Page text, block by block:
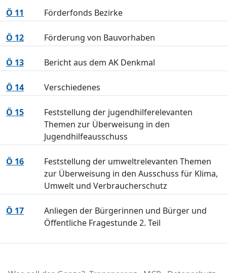
Ö 11 Förderfonds Bezirke
Ö 12 Förderung von Bauvorhaben
Ö 13 Bericht aus dem AK Denkmal
Ö 14 Verschiedenes
Ö 15
Feststellung der jugendhilferelevanten
Themen zur Überweisung in den
Jugendhilfeausschuss
Ö 16
Feststellung der umweltrelevanten Themen
zur Überweisung in den Ausschuss für Klima,
Umwelt und Verbraucherschutz
Ö 17
Anliegen der Bürgerinnen und Bürger und
Öffentliche Fragestunde 2. Teil